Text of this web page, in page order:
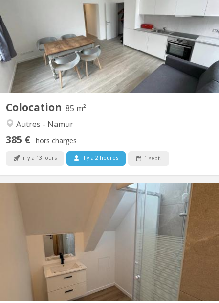
Colocation 85 m²
Autres - Namur
385 € hors charges
il y a 13 jours il y a 2 heures 1 sept.
🏠 À Louer : 1 Chambres en Colocation à Saint-Servais, Namur
🏠 📍 Localisation : Situé à l'entrée de Saint-Servais à Namur, Rue
de Gembloux, à deux pas de la gare 🚆 et en face de la Belfius de
Saint-Servais 🏦. 🛋️ L'appartement : Superficie totale de 85 m² +
cour intérieure 🌿 Immeuble entièrement...
KN 5823
🏡 la colocation que tout le monde va s’ARRACHER À NAMUR ! 🌇
✨ Vous cherchez une colocation spacieuse, moderne et avec une
vue exceptionnelle ? Ne cherchez plus ! Situé Rue Notre-Dame à
Namur, au cœur d’une petite copropriété entièrement rénovée
de seulement 10 appartements, ce superbe appartement...